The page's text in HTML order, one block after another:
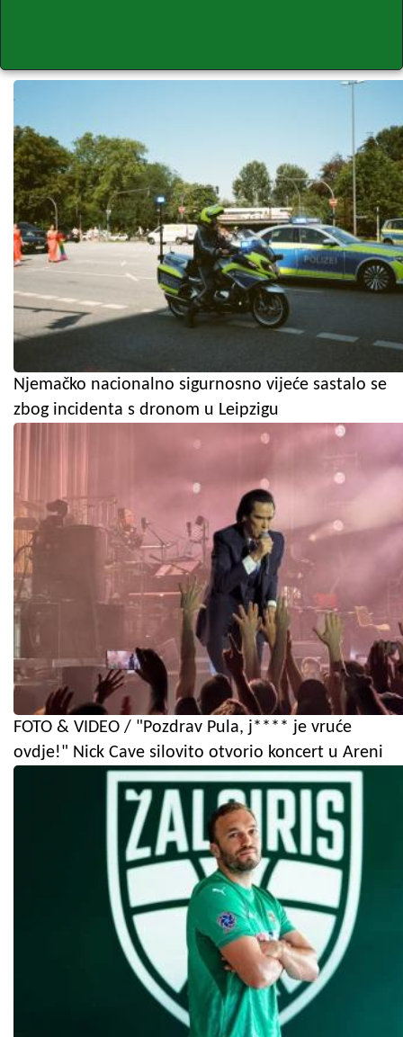
Njemačko nacionalno sigurnosno vijeće sastalo se
zbog incidenta s dronom u Leipzigu
FOTO & VIDEO / "Pozdrav Pula, j**** je vruće
ovdje!" Nick Cave silovito otvorio koncert u Areni